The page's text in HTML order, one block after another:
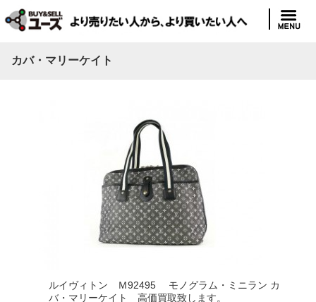
カバ・マリーケイト
ルイヴィトン Ｍ92495 モノグラム・ミニラン カ
バ・マリーケイト 高価買取致します。